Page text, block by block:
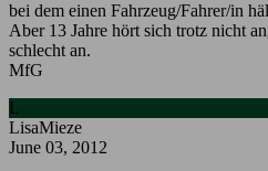
bei dem einen Fahrzeug/Fahrer/in
Aber 13 Jahre hört sich trotz nicht
schlecht an.
MfG
L
LisaMieze
June 03, 2012